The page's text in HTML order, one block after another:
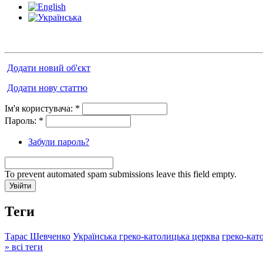
Додати новий об'єкт
Додати нову статтю
Ім'я користувача: *
Пароль: *
Забули пароль?
To prevent automated spam submissions leave this field empty.
Теги
Тарас Шевченко Українська греко-католицька церква греко-
» всі теги